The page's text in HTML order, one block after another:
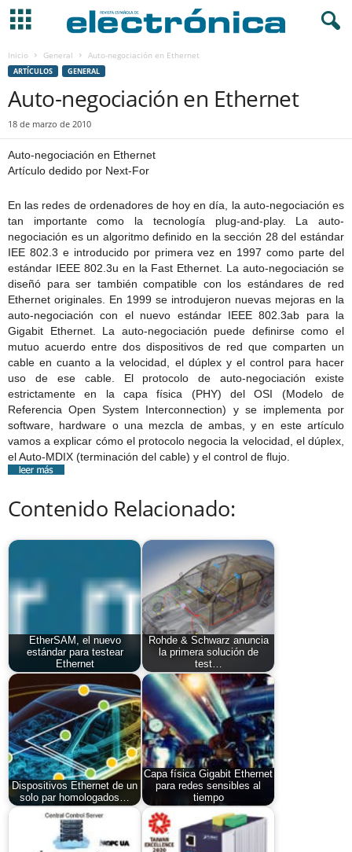
Inicio General Auto-negociación en Ethernet
ARTÍCULOS GENERAL
Auto-negociación en Ethernet
18 de marzo de 2010
Auto-negociación en Ethernet
Artículo dedido por Next-For
En las redes de ordenadores de hoy en día, la auto-negociación es
tan importante como la tecnología plug-and-play. La auto-
negociación es un algoritmo definido en la sección 28 del estándar
IEE 802.3 e introducido por primera vez en 1997 como parte del
estándar IEEE 802.3u en la Fast Ethernet. La auto-negociación se
diseñó para ser también compatible con los estándares de red
Ethernet originales. En 1999 se introdujeron nuevas mejoras en la
auto-negociación con el nuevo estándar IEEE 802.3ab para la
Gigabit Ethernet. La auto-negociación puede definirse como el
mutuo acuerdo entre dos dispositivos de red que comparten un
cable en cuanto a la velocidad, el dúplex y el control para hacer
uso de ese cable. El protocolo de auto-negociación existe
estrictamente en la capa física (PHY) del OSI (Modelo de
Referencia Open System Interconnection) y se implementa por
software, hardware o una mezcla de ambas, y en este artículo
vamos a explicar cómo el protocolo negocia la velocidad, el dúplex,
el Auto-MDIX (terminación del cable) y el control de flujo.
Contenido Relacionado:
EtherSAM, el nuevo
estándar para testear
Ethernet
Rohde & Schwarz anuncia
la primera solución de
test…
Dispositivos Ethernet de un
solo par homologados…
Capa física Gigabit Ethernet
para redes sensibles al
tiempo